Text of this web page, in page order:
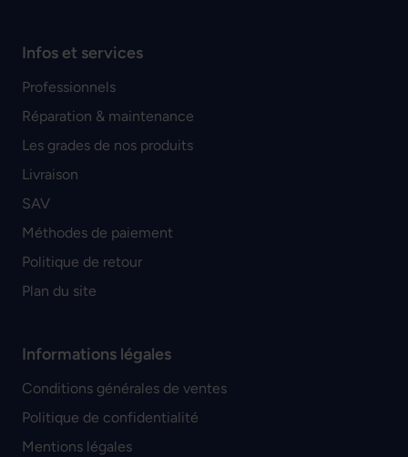
Infos et services
Professionnels
Réparation & maintenance
Les grades de nos produits
Livraison
SAV
Méthodes de paiement
Politique de retour
Plan du site
Informations légales
Conditions générales de ventes
Politique de confidentialité
Mentions légales